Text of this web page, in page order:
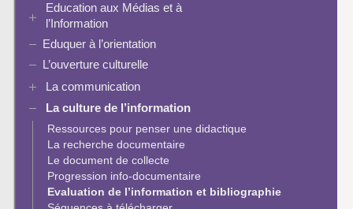
Education aux Médias et à
l’Information
EMI et translittératie
La culture de la participation
Identité / Présence numérique / Traces
Informatique, algorithmes et réalité augmentée
Enseigner Google
Réalité augmentée
Exemples de progressions en EMI
Ressources pour penser une didactique
Eduquer à l’orientation
L’ouverture culturelle
La communication
Plaquettes de communication
Présence numérique du CDI
Pinterest
La culture de l’information
Ressources pour penser une didactique
La recherche documentaire
Le document de collecte
Progression info-documentaire
Evaluation de l’information et bibliographie